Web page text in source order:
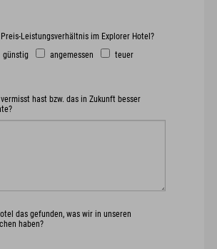
Leistungsverhältnis im Explorer Hotel?
günstig angemessen
teuer
hast bzw. das in Zukunft besser
das gefunden, was wir in unseren
haben?